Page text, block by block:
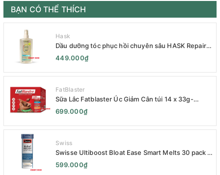
BẠN CÓ THỂ THÍCH
Hask
Dầu dưỡng tóc phục hồi chuyên sâu HASK Repair
Series 120mL- HASK Repair Series Intensive Repair
449.000₫
FatBlaster
Sữa Lắc Fatblaster Úc Giảm Cân túi 14 x 33g-
Naturopathica Fatblaster Weight Loss Shake
Variety Pack 14 x 33g - Sữa Giảm Cân
699.000₫
Swiss
Swisse Ultiboost Bloat Ease Smart Melts 30 pack -
Kẹo Ngậm Giảm Đầy Hơi Táo Bón Kèm Men Tiêu
Hóa - Swisse Bloat Relief Smart Melt 30 Viên
599.000₫